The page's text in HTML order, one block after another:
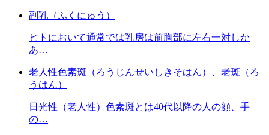
副乳（ふくにゅう）
ヒトにおいて通常では乳房は前胸部に左右一対しか
あ…
老人性色素斑（ろうじんせいしきそはん）、老斑（ろ
うはん）
日光性（老人性）色素斑とは40代以降の人の顔、手
の…